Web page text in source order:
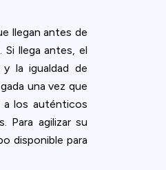
llegan antes de
llega antes, el
la igualdad de
una vez que
a los auténticos
Para agilizar su
disponible para